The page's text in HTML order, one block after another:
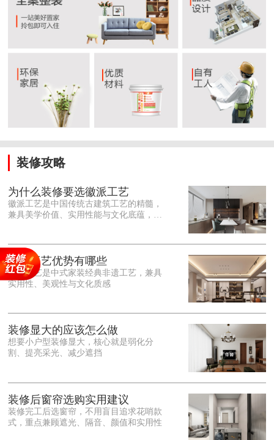
装修攻略
为什么装修要选徽派工艺
徽派工艺是中国传统古建筑工艺的精髓，
兼具美学价值、实用性能与文化底蕴，优
雕细琢的砖、木、石雕为特色，线条古朴
大气，意境悠远，自带东方中式雅致韵
味，耐看且不易过时。<o:p></o:p> 在工
艺品质上，徽派工艺遵循古法匠心工序，
保耐用，抗风化、耐腐蚀，使用
徽派工艺优势有哪些
徽派工艺是中式家装经典非遗工艺，兼具
实用性、美观性与文化质感
装修显大的应该怎么做
想要小户型装修显大，核心就是弱化分
割、提亮采光、减少遮挡
装修后窗帘选购实用建议
装修完工后选窗帘，不用盲目追求花哨款
式，重点兼顾遮光、隔音、颜值和实用性